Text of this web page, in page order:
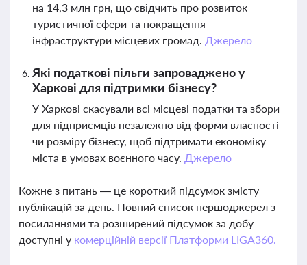
на 14,3 млн грн, що свідчить про розвиток
туристичної сфери та покращення
інфраструктури місцевих громад. Джерело
Які податкові пільги запроваджено у
Харкові для підтримки бізнесу?
У Харкові скасували всі місцеві податки та збори
для підприємців незалежно від форми власності
чи розміру бізнесу, щоб підтримати економіку
міста в умовах воєнного часу. Джерело
Кожне з питань — це короткий підсумок змісту
публікацій за день. Повний список першоджерел з
посиланнями та розширений підсумок за добу
доступні у комерційній версії Платформи LIGA360.